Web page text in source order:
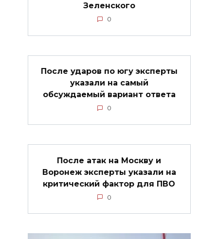
Зеленского
0
После ударов по югу эксперты
указали на самый
обсуждаемый вариант ответа
0
После атак на Москву и
Воронеж эксперты указали на
критический фактор для ПВО
0